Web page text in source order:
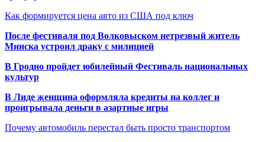
Как формируется цена авто из США под ключ
После фестиваля под Волковыском нетрезвый житель
Минска устроил драку с милицией
В Гродно пройдет юбилейный Фестиваль национальных
культур
В Лиде женщина оформляла кредиты на коллег и
проигрывала деньги в азартные игры
Почему автомобиль перестал быть просто транспортом